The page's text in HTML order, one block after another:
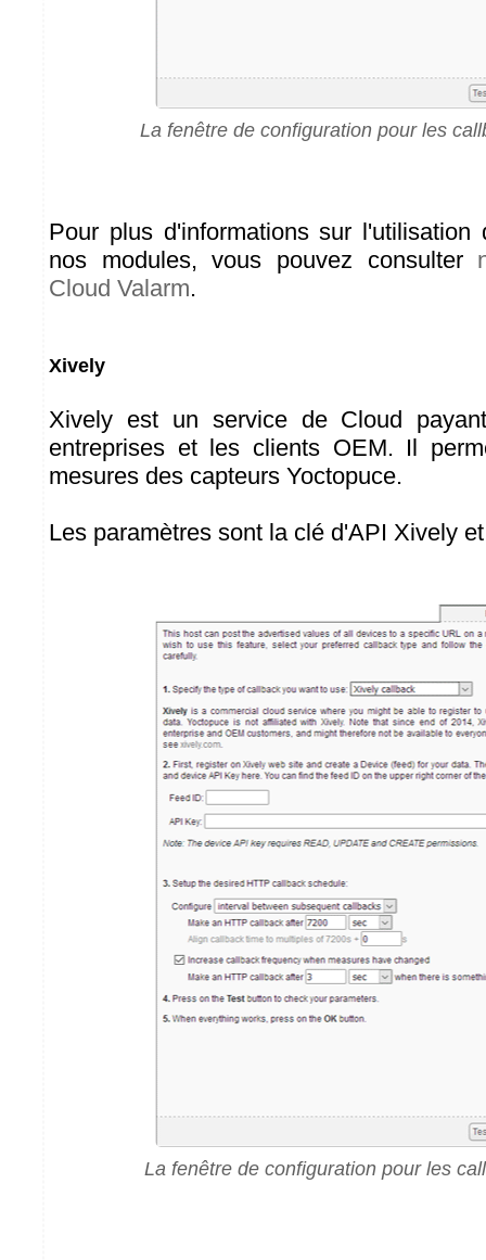
La fenêtre de configuration pour les
Pour plus d'informations sur
nos modules, vous pouvez consulter
Cloud Valarm.
Xively
Xively est un service de Cloud
entreprises et les clients OEM. Il
mesures des capteurs Yoctopuce.
Les paramètres sont la clé d'API Xively
La fenêtre de configuration pour les